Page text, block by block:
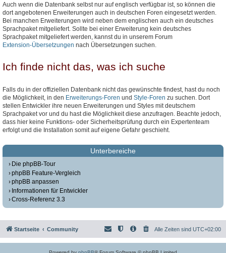
Auch wenn die Datenbank selbst nur auf englisch verfügbar ist, so können die
dort angebotenen Erweiterungen auch in deutschen Foren eingesetzt werden.
Bei manchen Erweiterungen wird neben dem englischen auch ein deutsches
Sprachpaket mitgeliefert. Sollte bei einer Erweiterung kein deutsches
Sprachpaket mitgeliefert werden, kannst du in unserem Forum
Extension-Übersetzungen nach Übersetzungen suchen.
Ich finde nicht das, was ich suche
Falls du in der offiziellen Datenbank nicht das gewünschte findest, hast du noch
die Möglichkeit, in den Erweiterungs-Foren und Style-Foren zu suchen. Dort
stellen Entwickler ihre neuen Erweiterungen und Styles mit deutschem
Sprachpaket vor und du hast die Möglichkeit diese anzufragen. Beachte jedoch,
dass hier keine Funktions- oder Sicherheitsprüfung durch ein Expertenteam
erfolgt und die Installation somit auf eigene Gefahr geschieht.
Unterbereiche
Die phpBB-Tour
phpBB Feature-Vergleich
phpBB anpassen
Informationen für Entwickler
Cross-Referenz 3.3
Startseite Community Alle Zeiten sind UTC+02:00